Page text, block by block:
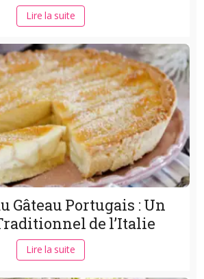
Lire la suite
Gâteau Portugais : Un
de l’Italie
Lire la suite